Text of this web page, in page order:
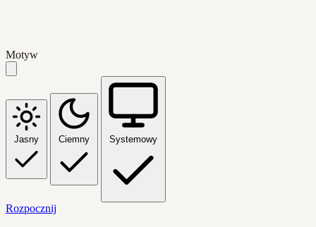
Motyw
Jasny Ciemny Systemowy
Rozpocznij